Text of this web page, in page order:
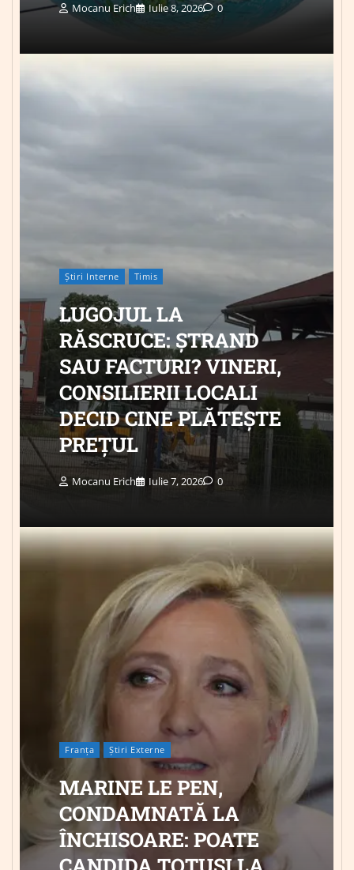
Mocanu Erich Iulie 8, 2026 0
Știri Interne Timis
LUGOJUL LA
RĂSCRUCE: ȘTRAND
SAU FACTURI? VINERI,
CONSILIERII LOCALI
DECID CINE PLĂTEȘTE
PREȚUL
Mocanu Erich Iulie 7, 2026 0
Franța Știri Externe
MARINE LE PEN,
CONDAMNATĂ LA
ÎNCHISOARE: POATE